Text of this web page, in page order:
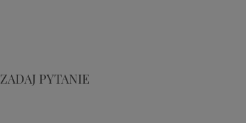
ZADAJ PYTANIE